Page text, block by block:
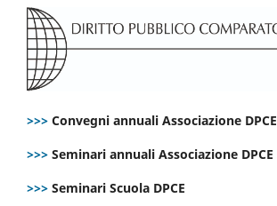
>>> Convegni annuali Associazione DPCE
>>> Seminari annuali Associazione DPCE
>>> Seminari Scuola DPCE